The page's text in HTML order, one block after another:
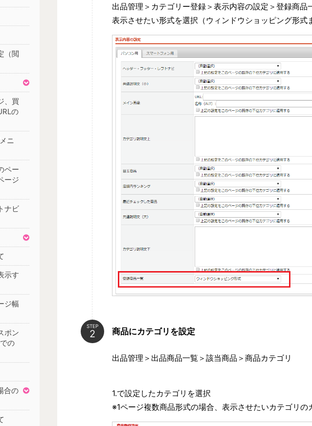
出品管理＞カテゴリー登録＞表示内容の設定＞登録商品
表示させたい形式を選択（ウィンドウショッピング形式
STEP
商品にカテゴリを設定
出品管理＞出品商品一覧＞該当商品＞商品カテゴリ
1.で設定したカテゴリを選択
※1ページ複数商品形式の場合、表示させたいカテゴリ
（閲
、買
の
ニ
ペー
ージ
ナビ
示す
ジ幅
ポン
の
合の